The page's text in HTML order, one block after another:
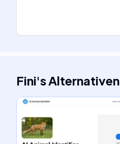
Fini'sAlternativen